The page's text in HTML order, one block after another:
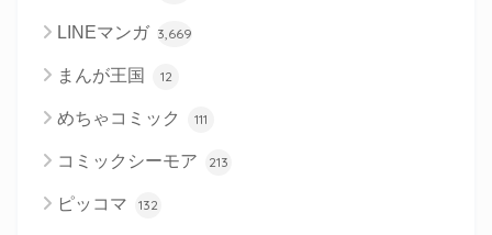
LINEマンガ 3,669
まんが王国 12
めちゃコミック 111
コミックシーモア 213
ピッコマ 132